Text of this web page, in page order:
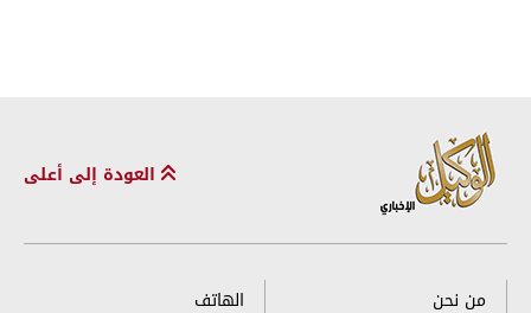
العودة إلى أعلى
من نحن الهاتف